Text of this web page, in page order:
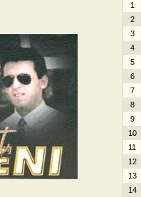
1
2
3
4
5
6
7
8
9
10
11
12
13
14